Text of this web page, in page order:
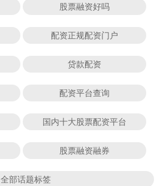
股票融资好吗
配资正规配资门户
贷款配资
配资平台查询
国内十大股票配资平台
股票融资融券
全部话题标签